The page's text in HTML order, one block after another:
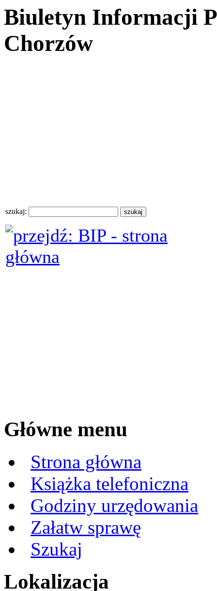
Biuletyn Informacji
Chorzów
szukaj:
Główne menu
Strona główna
Książka telefoniczna
Godziny urzędowania
Załatw sprawę
Szukaj
Lokalizacja